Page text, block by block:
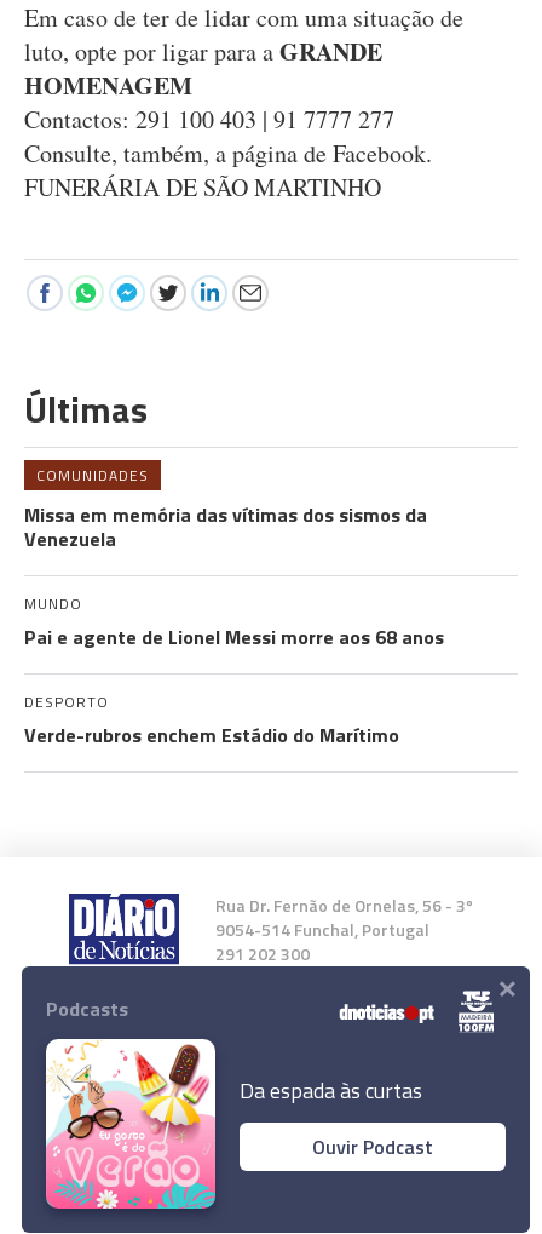
Em caso de ter de lidar com uma situação de
luto, opte por ligar para aGRANDE
HOMENAGEM
Contactos: 291 100 403 | 91 7777 277
Consulte, também, a página de Facebook.
FUNERÁRIA DE SÃO MARTINHO
Últimas
COMUNIDADES
Missa em memória das vítimas dos sismos da
Venezuela
MUNDO
Pai e agente de Lionel Messi morre aos 68 anos
DESPORTO
Verde-rubros enchem Estádio do Marítimo
Rua Dr. Fernão de Ornelas, 56 - 3º
9054-514 Funchal, Portugal
291 202 300
Instale a nossa App
© 2023 Empresa Diário de Notícias, Lda.
Todos os direitos reservados.
Podcasts
Da espada às curtas
Ouvir Podcast
×